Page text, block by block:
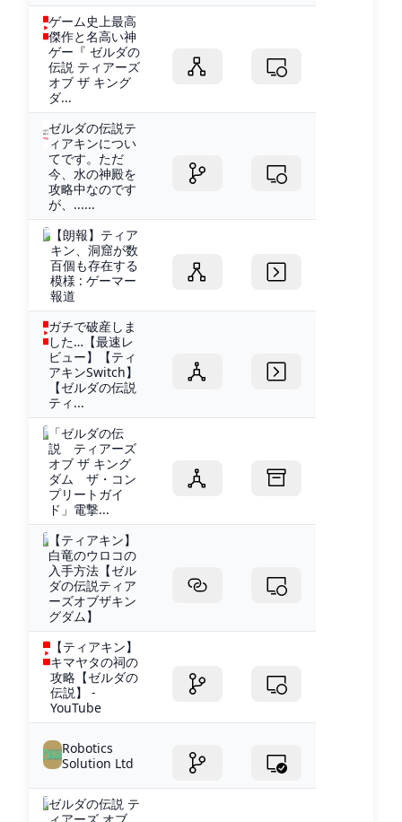
ゲーム史上最高
傑作と名高い神
ゲー『 ゼルダの
伝説 ティアーズ
オブ ザ キング
ダ...
ゼルダの伝説テ
ィアキンについ
てです。ただ
今、水の神殿を
攻略中なのです
が、......
【朗報】ティア
キン、洞窟が数
百個も存在する
模様 : ゲーマー
報道
ガチで破産しま
した…【最速レ
ビュー】【ティ
アキンSwitch】
【ゼルダの伝説
ティ...
「ゼルダの伝
説 ティアーズ
オブ ザ キング
ダム ザ・コン
プリートガイ
ド」電撃...
【ティアキン】
白竜のウロコの
入手方法【ゼル
ダの伝説ティア
ーズオブザキン
グダム】
【ティアキン】
キマヤタの祠の
攻略【ゼルダの
伝説】 -
YouTube
Robotics
Solution Ltd
ゼルダの伝説 テ